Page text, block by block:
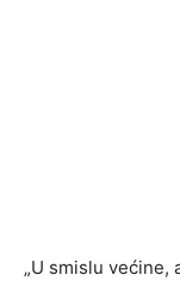
„U smislu većine,